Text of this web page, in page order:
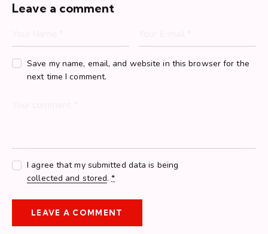
Leave a comment
Save my name, email, and website in this browser for the
next time I comment.
I agree that my submitted data is being
collected and stored.*